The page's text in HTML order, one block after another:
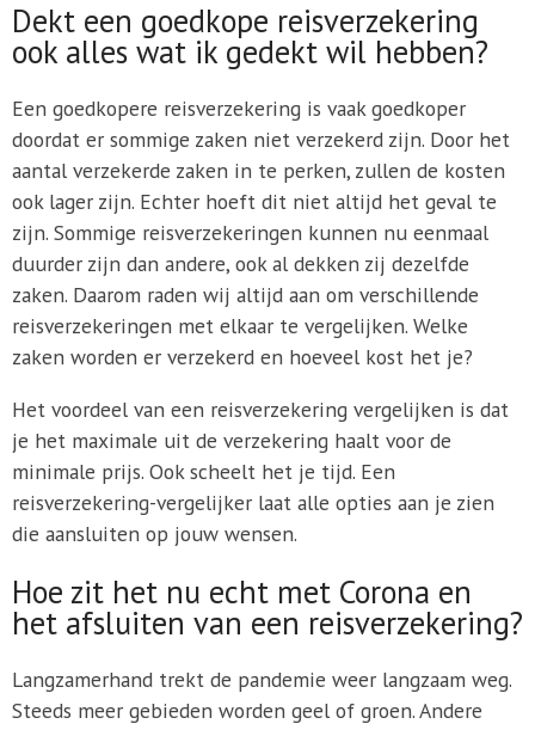
Dekt een goedkope reisverzekering
ook alles wat ik gedekt wil hebben?
Een goedkopere reisverzekering is vaak goedkoper
doordat er sommige zaken niet verzekerd zijn. Door het
aantal verzekerde zaken in te perken, zullen de kosten
ook lager zijn. Echter hoeft dit niet altijd het geval te
zijn. Sommige reisverzekeringen kunnen nu eenmaal
duurder zijn dan andere, ook al dekken zij dezelfde
zaken. Daarom raden wij altijd aan om verschillende
reisverzekeringen met elkaar te vergelijken. Welke
zaken worden er verzekerd en hoeveel kost het je?
Het voordeel van een reisverzekering vergelijken is dat
je het maximale uit de verzekering haalt voor de
minimale prijs. Ook scheelt het je tijd. Een
reisverzekering-vergelijker laat alle opties aan je zien
die aansluiten op jouw wensen.
Hoe zit het nu echt met Corona en
het afsluiten van een reisverzekering?
Langzamerhand trekt de pandemie weer langzaam weg.
Steeds meer gebieden worden geel of groen. Andere